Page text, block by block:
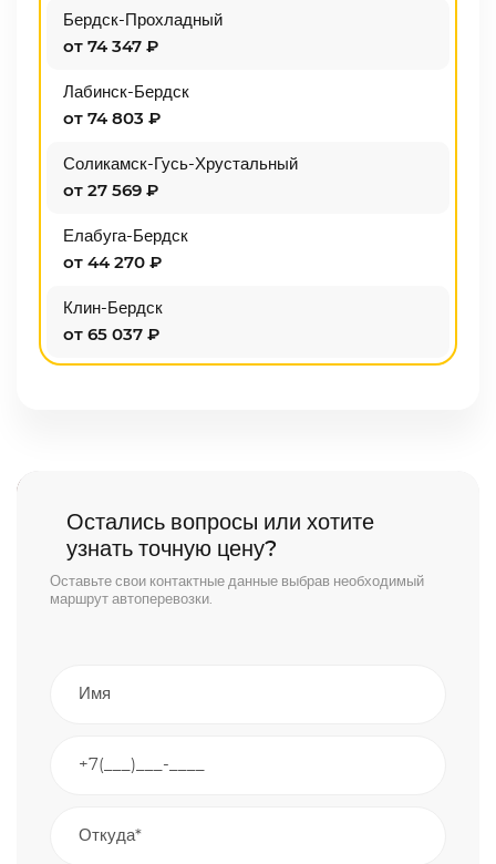
Бердск-Прохладный
от 74 347 ₽
Лабинск-Бердск
от 74 803 ₽
Соликамск-Гусь-Хрустальный
от 27 569 ₽
Елабуга-Бердск
от 44 270 ₽
Клин-Бердск
от 65 037 ₽
Остались вопросы или хотите
узнать точную цену?
Оставьте свои контактные данные выбрав необходимый
маршрут автоперевозки.